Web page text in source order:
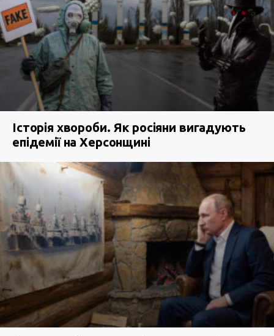
Історія хвороби. Як росіяни вигадують
епідемії на Херсонщині